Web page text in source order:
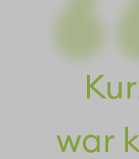
war